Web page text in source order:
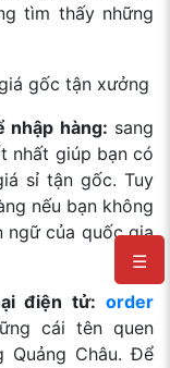
tìm thấy những
nhập hàng: sang
nhất giúp bạn có
sỉ tận gốc. Tuy
nếu bạn không
ngữ của quốc gia
điện tử: order
cái tên quen
Quảng Châu. Để
☰